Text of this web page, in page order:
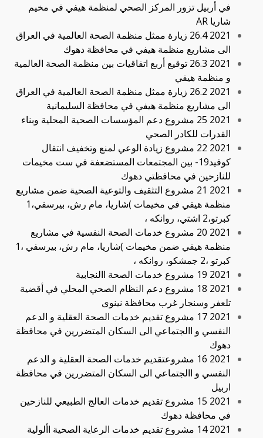
في أربيل تزور المركز الصحي لمنظمة هيفي في مخيم
شاريا AR
2021 26.4 زيارة ممثل منظمة الصحة العالمية في العراق
الى مشاريع منظمة هيفي في محافظة دهوك
2021 26.3 توقيع أربع اتفاقيات بين منظمة الصحة العالمية
و منظمة هيفي
2021 26.2 زيارة ممثل منظمة الصحة العالمية في العراق
الى مشاريع منظمة هيفي في محافظة السليمانية
2021 25 مشروع دعم المؤسسات الصحية المحلية وبناء
القدرات للكادر الصحي
2021 22 مشروع زيادة الوعي لمنع وتخفيف انتقال
كوفيد19- بين المجتمعات المستضعفة في ست مخيمات
للنازحين في محافظتي دهوك
2021 21 مشروع التثقيف والتوعية الصحية ضمن مشاريع
منظمة هيفي في مخيمات )شاريا، مام رش، بيرسفي،1
كبرتو،2 اشتي، روانكه ،
2021 20 مشروع خدمات الصحة النفسية في مشاريع
منظمة هيفي ضمن مخيمات )شاريا، مام رش، بيرسفي ،1
كبرتو ،2 جمشكو، روانكه ،
2021 19 مشروع خدمات الصحة االنجابية
2021 18 مشروع دعم النظام الصحي المحلي في أقضية
تلعفر وسنجار غرب محافظة نينوى
2021 17 مشروع تقديم خدمات الصحة العقلية و الدعم
النفسي و االجتماعي الى السكان المتضررين في محافظة
دهوك
2021 16 مشروعتقديم خدمات الصحة العقلية و الدعم
النفسي و االجتماعي الى السكان المتضررين في محافظة
اربيل
2021 15 مشروع تقديم خدمات العالج الطبيعي للنازحين
في محافظة دهوك
2021 14 مشروع تقديم خدمات الرعاية الصحية األولية